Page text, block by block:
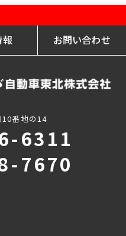
報 お問い合わせ
番地の14
6311
7670